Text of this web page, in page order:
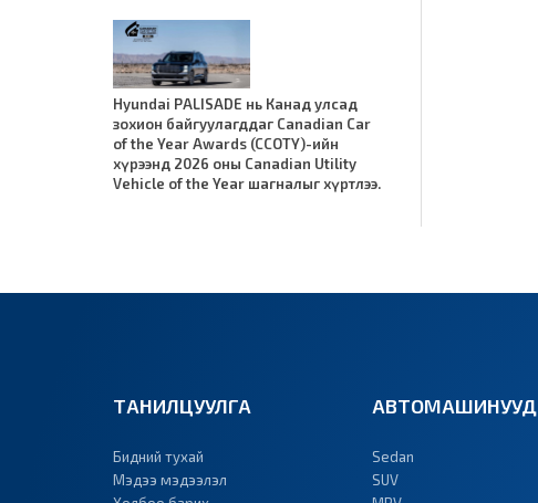
Hyundai PALISADE нь Канад улсад
зохион байгуулагддаг Canadian Car
of the Year Awards (CCOTY)-ийн
хүрээнд 2026 оны Canadian Utility
Vehicle of the Year шагналыг хүртлээ.
ТАНИЛЦУУЛГА
Бидний тухай
Мэдээ мэдээлэл
АВТОМАШИНУУД
Sedan
SUV